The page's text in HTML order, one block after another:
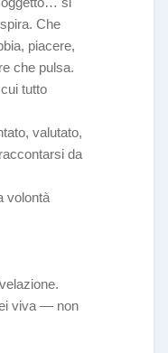
Che
piacere,
che pulsa.
tutto
valutato,
da
volontà
viva — non